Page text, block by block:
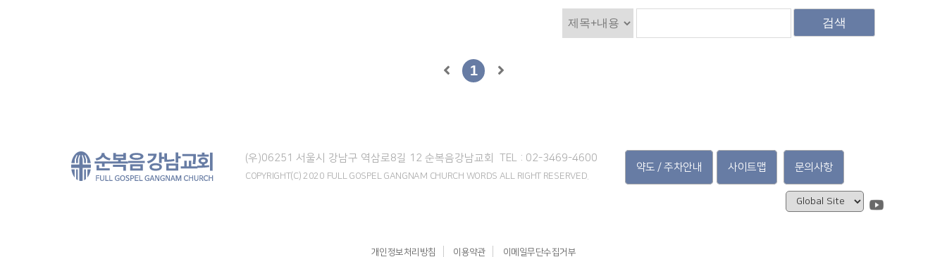
검색
1
(우)06251 서울시 강남구 역삼로8길 12 순복음강남교회 TEL : 02-3469-4600
COPYRIGHT(C) 2020 FULL GOSPEL GANGNAM CHURCH WORDS ALL RIGHT RESERVED.
약도 / 주차안내 사이트맵 문의사항
개인정보처리방침 이용약관 이메일무단수집거부